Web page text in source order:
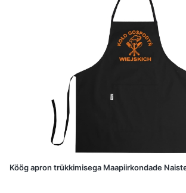
Köög apron trükkimisega Maapiirkondade